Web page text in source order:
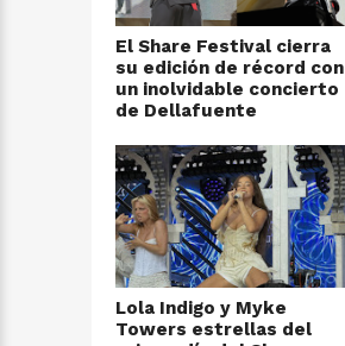
El Share Festival cierra
su edición de récord con
un inolvidable concierto
de Dellafuente
Lola Indigo y Myke
Towers estrellas del